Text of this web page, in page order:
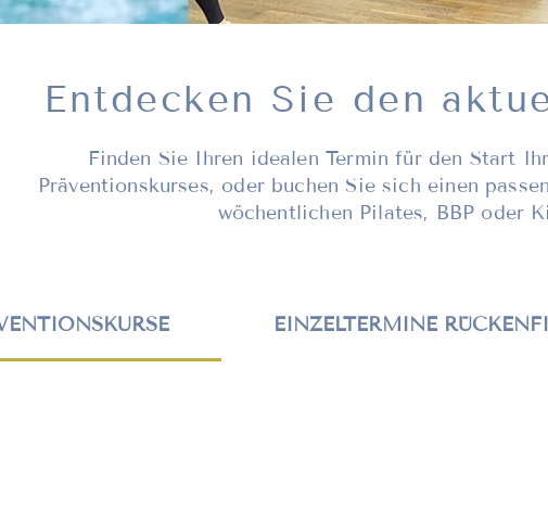
Entdecken Sie den
Finden Sie Ihren idealen Termin für den Start
Präventionskurses, oder buchen Sie sich einen
wöchentlichen Pilates, BBP oder
EINZELTERMINE